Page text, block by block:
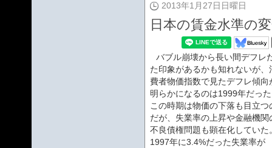
2013年1月27日日曜日
日本の賃金水準の
バブル崩壊から長い間デフレ
た印象があるかも知れないが、
費者物価指数で見たデフレ傾向
明らかになるのは1999年だっ
この時期は物価の下落も目立つ
だが、失業率の上昇や金融機関
不良債権問題も顕在化していた
1997年に3.4%だった失業率が